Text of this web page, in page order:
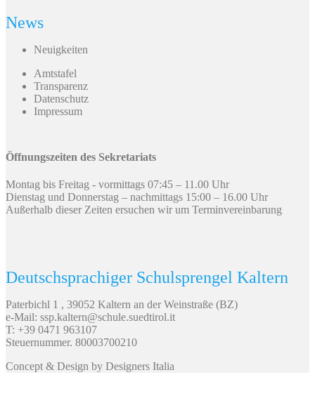
News
Neuigkeiten
Amtstafel
Transparenz
Datenschutz
Impressum
Öffnungszeiten des Sekretariats
Montag bis Freitag - vormittags 07:45 – 11.00 Uhr
Dienstag und Donnerstag – nachmittags 15:00 – 16.00 Uhr
Außerhalb dieser Zeiten ersuchen wir um Terminvereinbarung
Deutschsprachiger Schulsprengel Kaltern
Paterbichl 1 , 39052 Kaltern an der Weinstraße (BZ)
e-Mail: ssp.kaltern@schule.suedtirol.it
T: +39 0471 963107
Steuernummer. 80003700210
Concept & Design by Designers Italia